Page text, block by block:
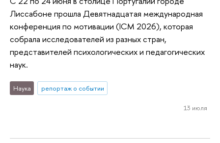
Лиссабоне прошла Девятнадцатая международная
конференция по мотивации (ICM 2026), которая
собрала исследователей из разных стран,
представителей психологических и педагогических
наук.
Наука репортаж о событии
13 июля